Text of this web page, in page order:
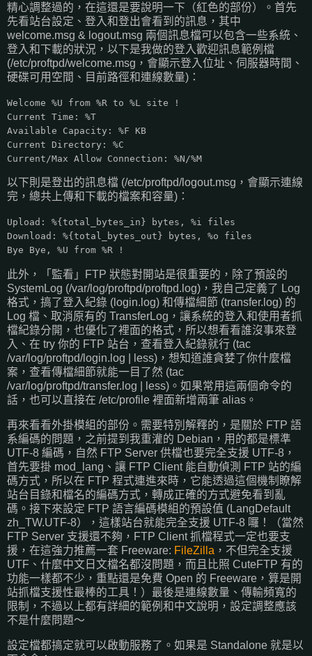
精心調整過的，在這還是要說明一下（紅色的部份）。首先
先看站台設定、登入和登出會看到的訊息，其中
welcome.msg & logout.msg 兩個訊息檔可以包含一些系統、
登入和下載的狀況，以下是我做的登入歡迎訊息範例檔
(/etc/proftpd/welcome.msg，會顯示登入位址、伺服器時間、
硬碟可用空間、目前路徑和連線數量)：
Welcome %U from %R to %L site !
Current Time: %T
Available Capacity: %F KB
Current Directory: %C
Current/Max Allow Connection: %N/%M
以下則是登出的訊息檔 (/etc/proftpd/logout.msg，會顯示連線
完，總共上傳和下載的檔案和容量)：
Upload: %{total_bytes_in} bytes, %i files
Download: %{total_bytes_out} bytes, %o files
Bye Bye, %U from %R !
此外，「監看」FTP 狀態對開站是很重要的，除了預設的
SystemLog (/var/log/proftpd/proftpd.log)，我自己定義了 Log
格式，搞了登入紀錄 (login.log) 和傳檔細節 (transfer.log) 的
Log 檔、取消原有的 TransferLog，讓系統的登入和使用者抓
檔紀錄分開，也優化了裡面的格式，所以想看看誰沒事來登
入、在 try 你的 FTP 站台，查看登入紀錄就行 (tac
/var/log/proftpd/login.log | less)，想知道誰貪婪了你什麼檔
案，查看傳檔細節就能一目了然 (tac
/var/log/proftpd/transfer.log | less)。如果常用這兩個命令的
話，也可以直接在 /etc/profile 裡面新增兩筆 alias。
再來看看外掛模組的部份。需要特別解釋的，是關於 FTP 語
系編碼的問題，之前提到我重灌的 Debian，用的都是標準
UTF-8 編碼，自然 FTP Server 供檔也要完全支援 UTF-8，
首先要掛 mod_lang、讓 FTP Client 能自動偵測 FTP 站的編
碼方式，所以在 FTP 程式連進來時，它能透過這個機制瞭解
站台目錄和檔名的編碼方式，轉成正確的方式避免看到亂
碼。接下來設定 FTP 語言編碼模組的預設值 (LangDefault
zh_TW.UTF-8），這樣站台就能完全支援 UTF-8 囉！（當然
FTP Server 支援還不夠，FTP Client 抓檔程式一定也要支
援，在這強力推薦一套 Freeware: FileZilla ，不但完全支援
UTF、什麼中文日文檔名都沒問題，而且比照 CuteFTP 有的
功能一樣都不少，重點還是免費 Open 的 Freeware，算是開
站抓檔支援性最棒的工具！）最後是連線數量、傳輸頻寬的
限制，不過以上都有詳細的範例和中文說明，設定調整應該
不是什麼問題～
設定檔都搞定就可以啟動服務了。如果是 Standalone 就是以